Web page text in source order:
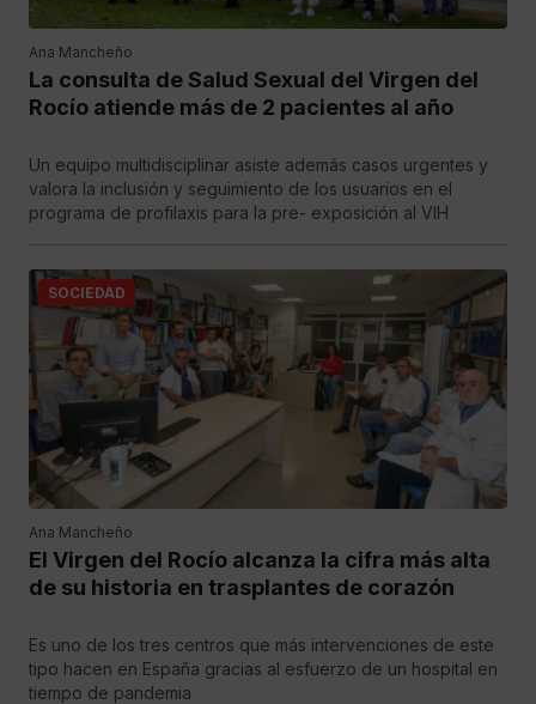
Ana Mancheño
La consulta de Salud Sexual del Virgen del
Rocío atiende más de 2 pacientes al año
Un equipo multidisciplinar asiste además casos urgentes y
valora la inclusión y seguimiento de los usuarios en el
programa de profilaxis para la pre- exposición al VIH
SOCIEDAD
Ana Mancheño
El Virgen del Rocío alcanza la cifra más alta
de su historia en trasplantes de corazón
Es uno de los tres centros que más intervenciones de este
tipo hacen en España gracias al esfuerzo de un hospital en
tiempo de pandemia